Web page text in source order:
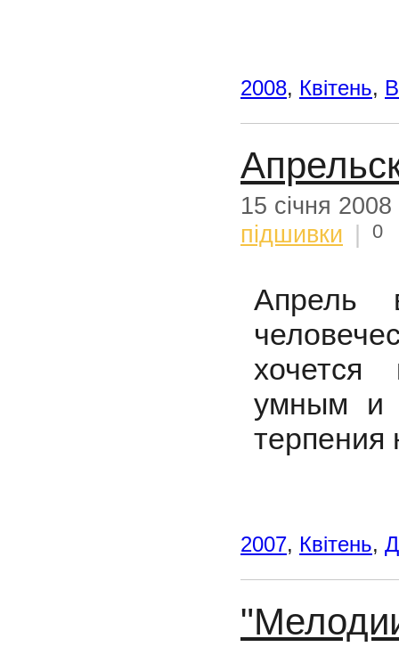
2008, Квітень,
15 січня 2008
підшивки
0
Апрель
умным и
терпения
2007, Квітень,